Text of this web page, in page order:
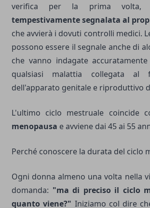
verifica per la prima volta,
tempestivamente segnalata al
che avvierà i dovuti controlli medici.
possono essere il segnale anche di
che vanno indagate
qualsiasi malattia collegata al
dell'apparato genitale e riproduttivo
L'ultimo ciclo mestruale coincide
menopausa e avviene dai 45 ai 55
Perché conoscere la durata del ciclo
Ogni donna almeno una volta nella
domanda: "ma di preciso il ciclo
quanto viene?" Iniziamo col dire